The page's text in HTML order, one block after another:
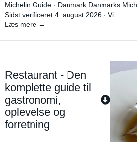
Michelin Guide · Danmark Danmarks
Sidst verificeret 4. august 2026 · Vi...
Læs mere →
Restaurant - Den
komplette guide til
gastronomi,
oplevelse og
forretning